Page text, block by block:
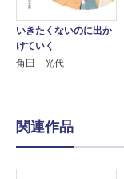
いきたくないのに出か
けていく
角田 光代
関連作品